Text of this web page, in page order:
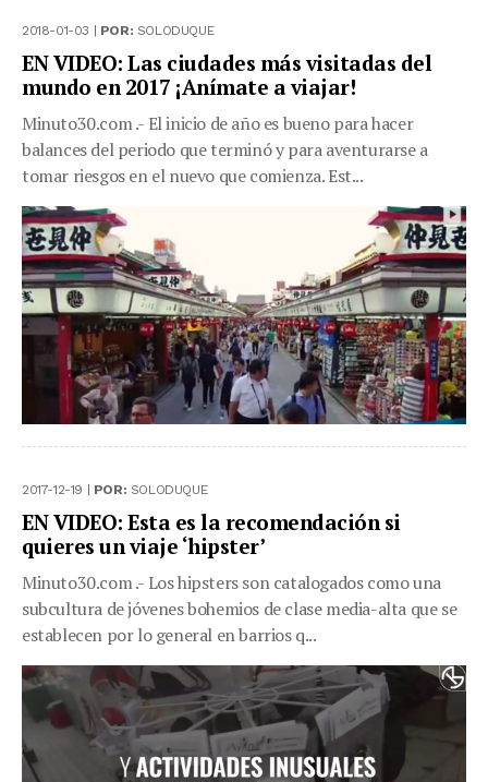
2018-01-03 | POR: SOLODUQUE
EN VIDEO: Las ciudades más visitadas del
mundo en 2017 ¡Anímate a viajar!
Minuto30.com .- El inicio de año es bueno para hacer
balances del periodo que terminó y para aventurarse a
tomar riesgos en el nuevo que comienza. Est...
2017-12-19 | POR: SOLODUQUE
EN VIDEO: Esta es la recomendación si
quieres un viaje ‘hipster’
Minuto30.com .- Los hipsters son catalogados como una
subcultura de jóvenes bohemios de clase media-alta que se
establecen por lo general en barrios q...